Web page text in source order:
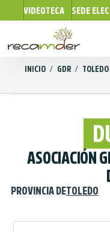
VIDEOTECA SEDE
INICIO / GDR / TOLEDO
ASOCIACIÓN
PROVINCIA DETOLEDO